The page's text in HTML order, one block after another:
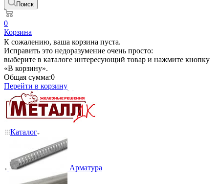
Поиск
0
Корзина
К сожалению, ваша корзина пуста.
Исправить это недоразумение очень просто:
выберите в каталоге интересующий товар и нажмите кнопку
«В корзину».
Общая сумма:0
Перейти в корзину
Каталог
Арматура